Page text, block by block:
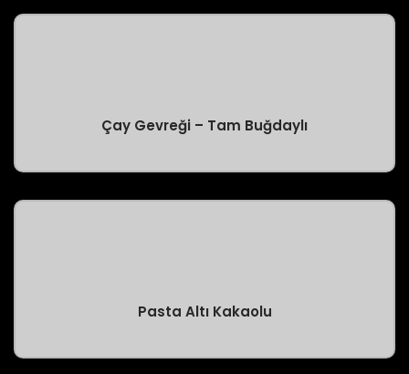
Çay Gevreği – Tam Buğdaylı
Pasta Altı Kakaolu